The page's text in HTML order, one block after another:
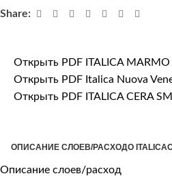
Share:
Открыть PDF ITALICA MARMO
Открыть PDF Italica Nuova
Открыть PDF ITALICA CERA
ОПИСАНИЕ СЛОЕВ/РАСХОДО ITALICA
Описание слоев/расход